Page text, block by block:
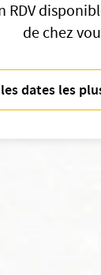
RDV
de chez
dates les